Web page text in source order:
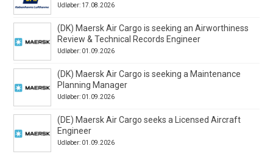
Udløber: 17.08.2026
(DK) Maersk Air Cargo is seeking an Airworthiness
Review & Technical Records Engineer
Udløber: 01.09.2026
(DK) Maersk Air Cargo is seeking a Maintenance
Planning Manager
Udløber: 01.09.2026
(DE) Maersk Air Cargo seeks a Licensed Aircraft
Engineer
Udløber: 01.09.2026